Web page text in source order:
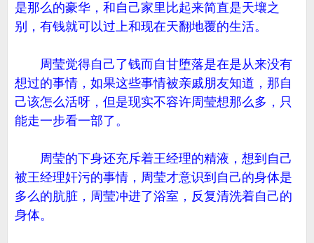
是那么的豪华，和自己家里比起来简直是天壤之
别，有钱就可以过上和现在天翻地覆的生活。
周莹觉得自己了钱而自甘堕落是在是从来没有
想过的事情，如果这些事情被亲戚朋友知道，那自
己该怎么活呀，但是现实不容许周莹想那么多，只
能走一步看一部了。
周莹的下身还充斥着王经理的精液，想到自己
被王经理奸污的事情，周莹才意识到自己的身体是
多么的肮脏，周莹冲进了浴室，反复清洗着自己的
身体。